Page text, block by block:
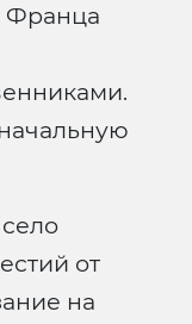
Франца
от
на